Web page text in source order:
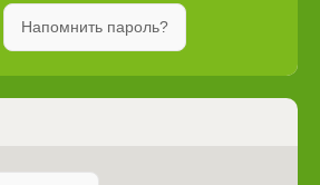
Напомнить пароль?